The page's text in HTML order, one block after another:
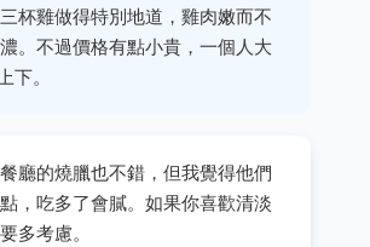
杯雞做得特別地道，雞肉嫩而不
。不過價格有點小貴，一個人大
下。
廳的燒臘也不錯，但我覺得他們
，吃多了會膩。如果你喜歡清淡
多考慮。